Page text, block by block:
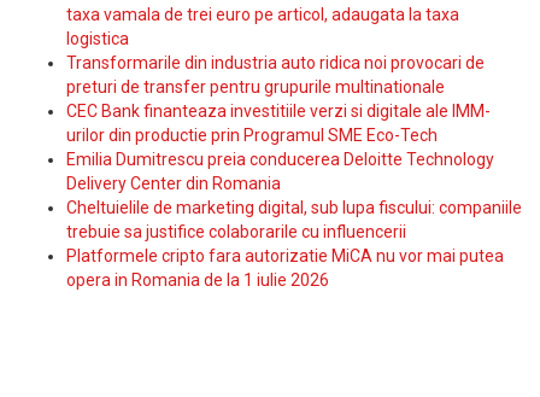
taxa vamala de trei euro pe articol, adaugata la taxa
logistica
Transformarile din industria auto ridica noi provocari de
preturi de transfer pentru grupurile multinationale
CEC Bank finanteaza investitiile verzi si digitale ale IMM-
urilor din productie prin Programul SME Eco-Tech
Emilia Dumitrescu preia conducerea Deloitte Technology
Delivery Center din Romania
Cheltuielile de marketing digital, sub lupa fiscului: companiile
trebuie sa justifice colaborarile cu influencerii
Platformele cripto fara autorizatie MiCA nu vor mai putea
opera in Romania de la 1 iulie 2026